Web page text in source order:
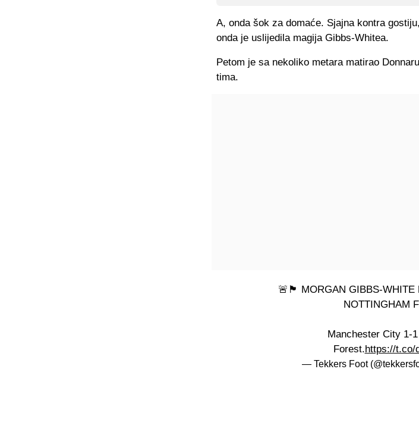
A, onda šok za domaće. Sjajna kontra
onda je uslijedila magija Gibbs-Whitea.
Petom je sa nekoliko metara matirao
tima.
🚨🏴󠁧󠁢󠁥󠁮󠁧󠁿 MORGAN GIBBS-WHITE
NOTTINGHAM
Manchester City 1-
Forest.https://t.co/
— Tekkers Foot